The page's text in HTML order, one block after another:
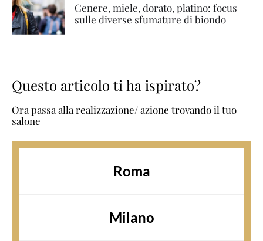
Cenere, miele, dorato, platino: focus
sulle diverse sfumature di biondo
Questo articolo ti ha ispirato?
Ora passa alla realizzazione/ azione trovando il tuo
salone
Roma
Milano